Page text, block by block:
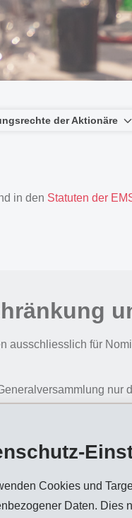
Cookies und
Daten. Dies
der Aktionäre
in den Statuten der
ausschliesslich für
nur
auch elektronisch
von der
Wiederwahl ist
und tragen